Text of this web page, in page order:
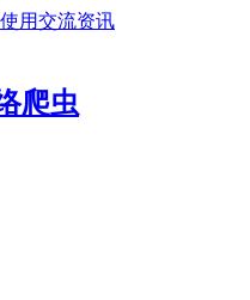
使用交流资讯